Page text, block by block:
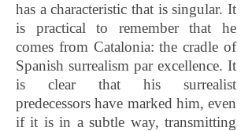
has a characteristic that is singular. It
is practical to remember that he
comes from Catalonia: the cradle of
Spanish surrealism par excellence. It
is clear that his surrealist
predecessors have marked him, even
if it is in a subtle way, transmitting